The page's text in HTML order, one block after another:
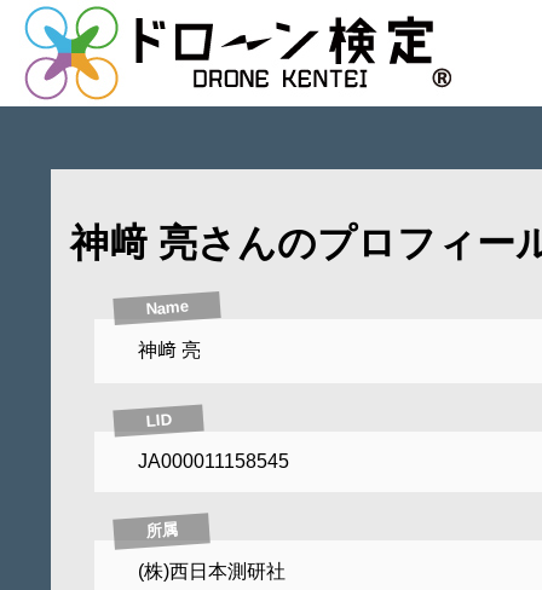
神﨑 亮さんのプロフィー
Name
神﨑 亮
LID
JA000011158545
所属
(株)西日本測研社